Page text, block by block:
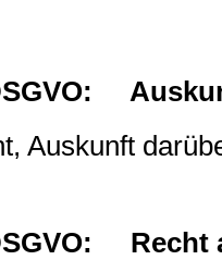
Auskunft
Recht